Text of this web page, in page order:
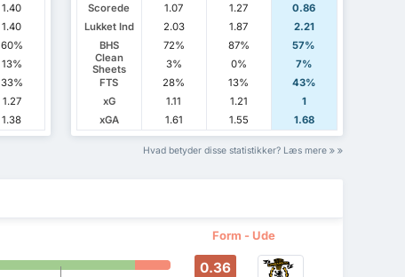
1.40
1.40
60%
13%
33%
1.27
1.38
Scorede
1.07 1.27
0.86
Lukket Ind
2.03 1.87
2.21
BHS
72% 87%
57%
Clean
Sheets
3% 0%
7%
FTS
28% 13%
43%
xG
1.11 1.21
1
xGA
1.61 1.55 1.68
Hvad betyder disse statistikker? Læs mere
Form - Ude
0.36